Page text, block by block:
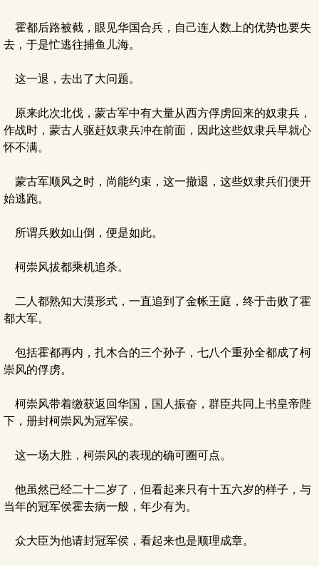
霍都后路被截，眼见华国合兵，自己连人数上的优势也要失
去，于是忙逃往捕鱼儿海。
这一退，去出了大问题。
原来此次北伐，蒙古军中有大量从西方俘虏回来的奴隶兵，
作战时，蒙古人驱赶奴隶兵冲在前面，因此这些奴隶兵早就心
怀不满。
蒙古军顺风之时，尚能约束，这一撤退，这些奴隶兵们便开
始逃跑。
所谓兵败如山倒，便是如此。
柯崇风拔都乘机追杀。
二人都熟知大漠形式，一直追到了金帐王庭，终于击败了霍
都大军。
包括霍都再内，扎木合的三个孙子，七八个重孙全都成了柯
崇风的俘虏。
柯崇风带着缴获返回华国，国人振奋，群臣共同上书皇帝陛
下，册封柯崇风为冠军侯。
这一场大胜，柯崇风的表现的确可圈可点。
他虽然已经二十二岁了，但看起来只有十五六岁的样子，与
当年的冠军侯霍去病一般，年少有为。
众大臣为他请封冠军侯，看起来也是顺理成章。